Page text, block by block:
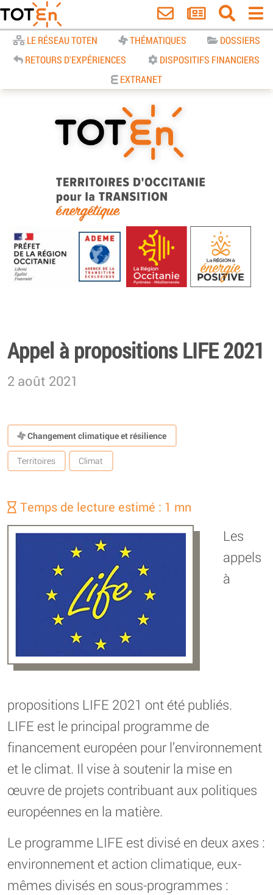
LE RÉSEAU TOTEN THÉMATIQUES
DOSSIERS
RETOURS D'EXPÉRIENCES
DISPOSITIFS FINANCIERS
EXTRANET
TOTEn Occitanie | Territoires
d’Occitanie pour la Transition
Energétique
Appel à propositions LIFE 2021
2 août 2021
Changement climatique et résilience
Territoires Climat
Temps de lecture estimé : 1 mn
Les
appels
à
propositions LIFE 2021 ont été publiés.
LIFE est le principal programme de
financement européen pour l’environnement
et le climat. Il vise à soutenir la mise en
œuvre de projets contribuant aux politiques
européennes en la matière.
Le programme LIFE est divisé en deux axes :
environnement et action climatique, eux-
mêmes divisés en sous-programmes :